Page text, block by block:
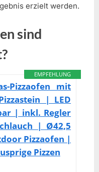
erzielt werden.
sind
EMPFEHLUNG
Pizzaofen mit
| LED
| inkl. Regler
| Ø42,5
Pizzaofen |
Pizzen